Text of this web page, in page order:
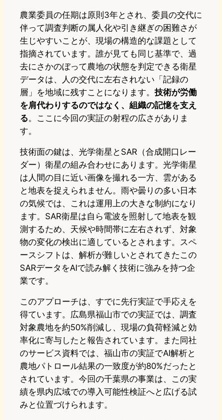
農業委員の任期は原則3年とされ、委員の交代に
伴って調査判断の属人化や引き継ぎの困難さが
生じやすいことが、現場の構造的な課題として
指摘されています。誰が見ても同じ基準で、過
去にさかのぼって農地の状態を判定できる衛星
データは、人の交代に左右されない「記録の
層」を地域に残すことになります。 技術が労働
を肩代わりするのではなく、組織の記憶を支え
る。ここに今回の実証の射程の広さがありま
す。
技術面の鍵は、光学衛星とSAR（合成開口レー
ダー）衛星の組み合わせにあります。光学衛星
は人間の目に近い画像を撮れる一方、雲がある
と地表を捉えられません。雨や曇りの多い日本
の気候では、これは運用上の大きな制約になり
ます。SAR衛星は自ら電波を照射して地表を観
測するため、天候や時間帯に左右されず、対象
物の変化の検出に適しているとされます。スペ
ースシフトは、解析が難しいとされてきたこの
SARデータをAIで読み解く技術に強みを持つ企
業です。
このアプローチは、すでに先行実証で手応えを
得ています。広島県福山市での実証では、調査
対象農地を約50%削減し、現場の負荷軽減と効
率化に寄与したと報告されています。また同社
のサービス資料では、福山市の実証でAI解析と
農地パトロール結果の一致度が約80%だったと
されています。今回の千葉県の事業は、この実
績を県内広域での導入可能性検証へと広げる試
みと位置づけられます。